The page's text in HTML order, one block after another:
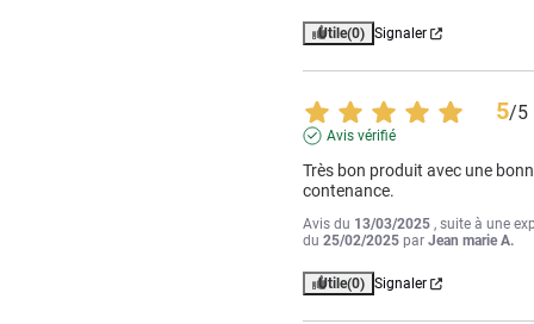
Utile(0) Signaler
5/5
Avis vérifié
Très bon produit avec une
contenance.
Avis du 13/03/2025 , suite à une
du25/02/2025 parJean marie A.
Utile(0) Signaler